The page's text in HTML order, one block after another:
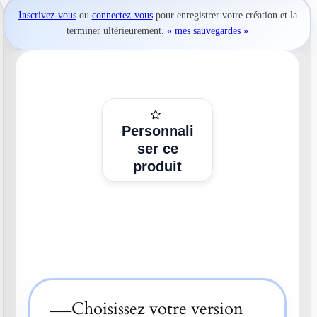
Inscrivez-vousou connectez-vouspour enregistrer votre création et la
terminer ultérieurement. « mes sauvegardes »
Personnali
ser ce
produit
—Choisissez votre version